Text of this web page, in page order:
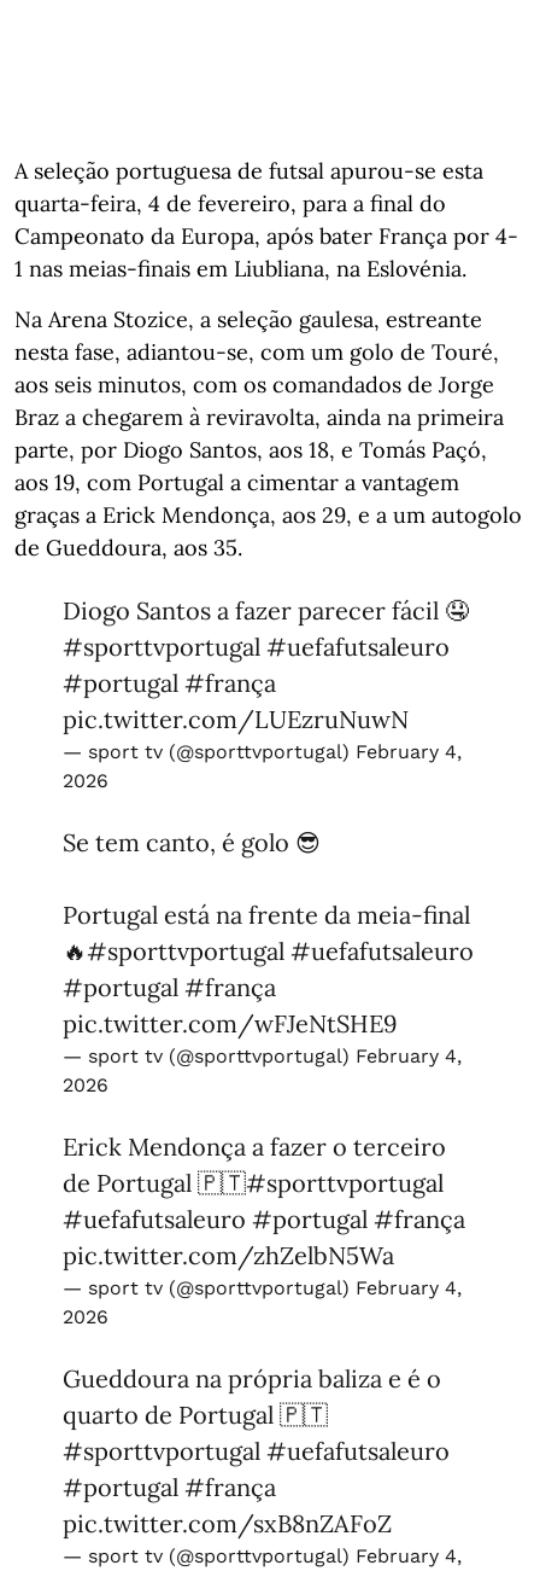
A seleção portuguesa de futsal apurou-se esta
quarta-feira, 4 de fevereiro, para a final do
Campeonato da Europa, após bater França por 4-
1 nas meias-finais em Liubliana, na Eslovénia.
Na Arena Stozice, a seleção gaulesa, estreante
nesta fase, adiantou-se, com um golo de Touré,
aos seis minutos, com os comandados de Jorge
Braz a chegarem à reviravolta, ainda na primeira
parte, por Diogo Santos, aos 18, e Tomás Paçó,
aos 19, com Portugal a cimentar a vantagem
graças a Erick Mendonça, aos 29, e a um autogolo
de Gueddoura, aos 35.
Diogo Santos a fazer parecer fácil 🤤
#sporttvportugal #uefafutsaleuro
#portugal #frança
pic.twitter.com/LUEzruNuwN
— sport tv (@sporttvportugal) February 4,
2026
Se tem canto, é golo 😎
Portugal está na frente da meia-final
🔥#sporttvportugal #uefafutsaleuro
#portugal #frança
pic.twitter.com/wFJeNtSHE9
— sport tv (@sporttvportugal) February 4,
2026
Erick Mendonça a fazer o terceiro
de Portugal 🇵🇹#sporttvportugal
#uefafutsaleuro #portugal #frança
pic.twitter.com/zhZelbN5Wa
— sport tv (@sporttvportugal) February 4,
2026
Gueddoura na própria baliza e é o
quarto de Portugal 🇵🇹
#sporttvportugal #uefafutsaleuro
#portugal #frança
pic.twitter.com/sxB8nZAFoZ
— sport tv (@sporttvportugal) February 4,